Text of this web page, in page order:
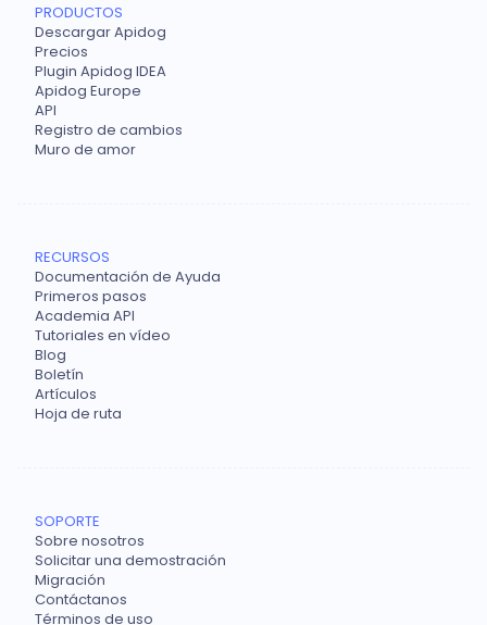
PRODUCTOS
Descargar Apidog
Precios
Plugin Apidog IDEA
Apidog Europe
API
Registro de cambios
Muro de amor
RECURSOS
Documentación de Ayuda
Primeros pasos
Academia API
Tutoriales en vídeo
Blog
Boletín
Artículos
Hoja de ruta
SOPORTE
Sobre nosotros
Solicitar una demostración
Migración
Contáctanos
Términos de uso